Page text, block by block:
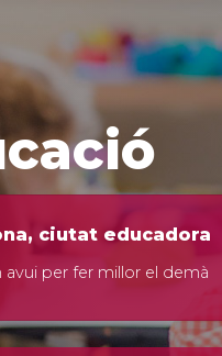
ciutat educadora
avui per fer millor el demà